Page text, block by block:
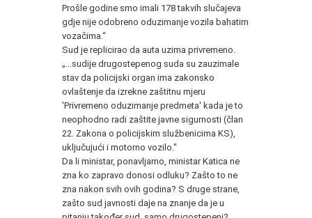
Prošle godine smo imali 178 takvih slučajeva
gdje nije odobreno oduzimanje vozila bahatim
vozačima.“
Sud je replicirao da auta uzima privremeno.
„...sudije drugostepenog suda su zauzimale
stav da policijski organ ima zakonsko
ovlaštenje da izrekne zaštitnu mjeru
'Privremeno oduzimanje predmeta' kada je to
neophodno radi zaštite javne sigurnosti (član
22. Zakona o policijskim službenicima KS),
uključujući i motorno vozilo."
Da li ministar, ponavljamo, ministar Katica ne
zna ko zapravo donosi odluku? Zašto to ne
zna nakon svih ovih godina? S druge strane,
zašto sud javnosti daje na znanje da je u